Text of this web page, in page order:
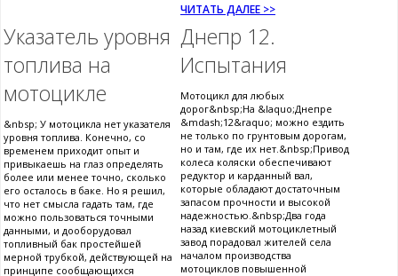
ЧИТАТЬ ДАЛЕЕ >>
Указатель уровня
топлива на
мотоцикле
&nbsp; У мотоцикла нет указателя
уровня топлива. Конечно, со
временем приходит опыт и
привыкаешь на глаз определять
более или менее точно, сколько
его осталось в баке. Но я решил,
что нет смысла гадать там, где
можно пользоваться точными
данными, и дооборудовал
топливный бак простейшей
мерной трубкой, действующей на
принципе сообщающихся
Днепр 12.
Испытания
Мотоцикл для любых
дорог&nbsp;На &laquo;Днепре
&mdash;12&raquo; можно ездить
не только по грунтовым дорогам,
но и там, где их нет.&nbsp;Привод
колеса коляски обеспечивают
редуктор и карданный вал,
которые обладают достаточным
запасом прочности и высокой
надежностью.&nbsp;Два года
назад киевский мотоциклетный
завод порадовал жителей села
началом производства
мотоциклов повышенной